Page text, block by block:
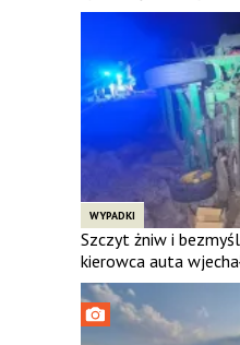
WYPADKI
Szczyt żniw i
kierowca auta